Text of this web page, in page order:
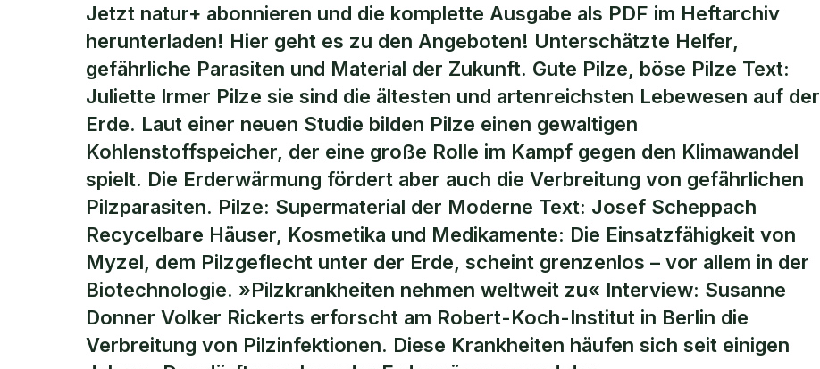
ERDE & UMWELT
Die Kraft der
Pilze
Jetzt natur+ abonnieren und die komplette Ausgabe als PDF im Heftarchiv
herunterladen! Hier geht es zu den Angeboten! Unterschätzte Helfer,
gefährliche Parasiten und Material der Zukunft. Gute Pilze, böse Pilze Text:
Juliette Irmer Pilze sie sind die ältesten und artenreichsten Lebewesen auf der
Erde. Laut einer neuen Studie bilden Pilze einen gewaltigen
Kohlenstoffspeicher, der eine große Rolle im Kampf gegen den Klimawandel
spielt. Die Erderwärmung fördert aber auch die Verbreitung von gefährlichen
Pilzparasiten. Pilze: Supermaterial der Moderne Text: Josef Scheppach
Recycelbare Häuser, Kosmetika und Medikamente: Die Einsatzfähigkeit von
Myzel, dem Pilzgeflecht unter der Erde, scheint grenzenlos – vor allem in der
Biotechnologie. »Pilzkrankheiten nehmen weltweit zu« Interview: Susanne
Donner Volker Rickerts erforscht am Robert-Koch-Institut in Berlin die
Verbreitung von Pilzinfektionen. Diese Krankheiten häufen sich seit einigen